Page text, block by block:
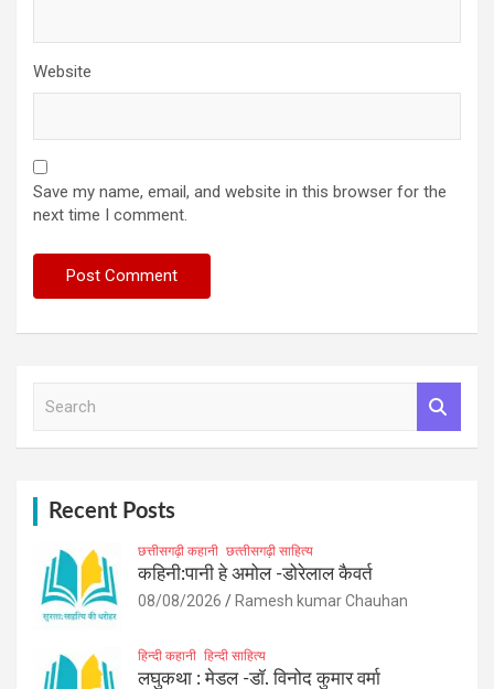
Website
Save my name, email, and website in this browser for the
next time I comment.
Recent Posts
छत्तीसगढ़ी कहानी छत्‍तीसगढ़ी साहित्‍य
कहिनी:पानी हे अमोल -डोरेलाल कैवर्त
08/08/2026 Ramesh kumar Chauhan
हिन्दी कहानी हिन्दी साहित्य
लघुकथा : मेडल -डॉ. विनोद कुमार वर्मा